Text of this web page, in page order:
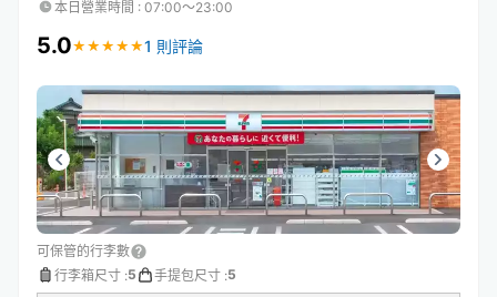
本日營業時間 : 07:00〜23:00
5.0★ ★ ★ ★ ★
★ ★ ★ ★ ★1 則評論
可保管的行李數
行李箱尺寸 :5 手提包尺寸 :5